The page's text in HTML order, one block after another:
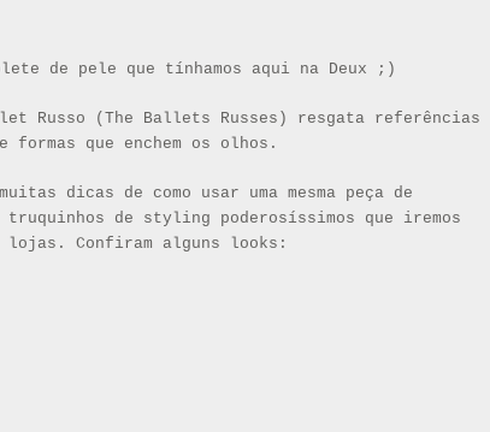
de pele que tínhamos aqui na Deux ;)
Russo (The Ballets Russes) resgata referências
formas que enchem os olhos.
dicas de como usar uma mesma peça de
truquinhos de styling poderosíssimos que iremos
Confiram alguns looks: